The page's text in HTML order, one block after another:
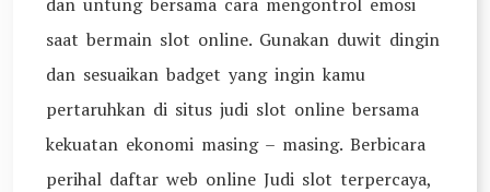
saat bermain slot online. Gunakan duwit dingin
dan sesuaikan badget yang ingin kamu
pertaruhkan di situs judi slot online bersama
kekuatan ekonomi masing – masing. Berbicara
perihal daftar web online Judi slot terpercaya,